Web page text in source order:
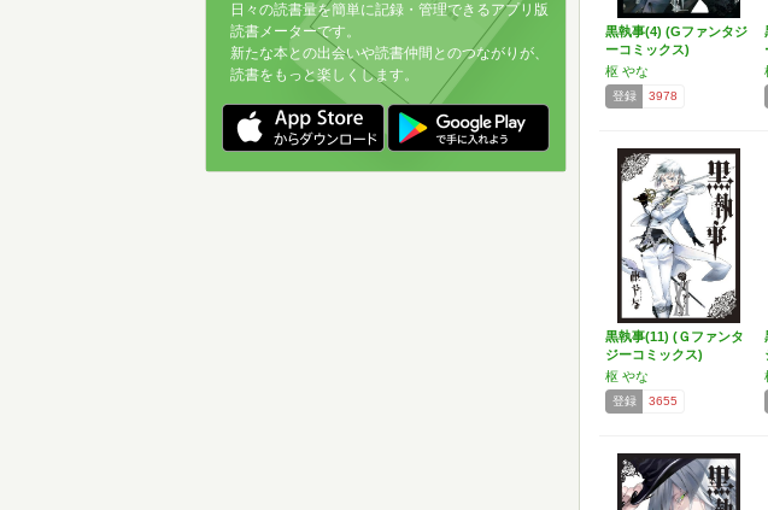
黒執事(4) (Gファンタジ
ーコミックス)
枢 やな
登録 3978
黒執事(11) (Ｇファンタ
ジーコミックス)
枢 やな
登録 3655
日々の読書量を簡単に記録・管理できるアプリ版
読書メーターです。
新たな本との出会いや読書仲間とのつながりが、
読書をもっと楽しくします。